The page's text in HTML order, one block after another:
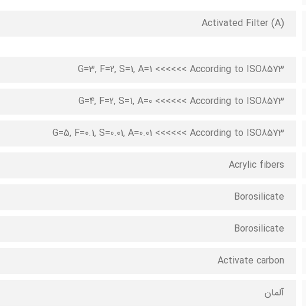
Activated Filter (A)
G=3, F=2, S=1, A=1 <<<<<< According to ISO8573
G=4, F=2, S=1, A=0 <<<<<< According to ISO8573
G=5, F=0.1, S=0.01, A=0.01 <<<<<< According to ISO8573
Acrylic fibers
Borosilicate
Borosilicate
Activate carbon
آلمان